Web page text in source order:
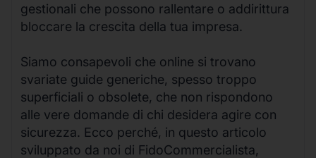
gestionali che possono rallentare o addirittura
bloccare la crescita della tua impresa.
Siamo consapevoli che online si trovano
svariate guide generiche, spesso troppo
superficiali o obsolete, che non rispondono
alle vere domande di chi desidera agire con
sicurezza. Ecco perché, in questo articolo
sviluppato da noi di FidoCommercialista,